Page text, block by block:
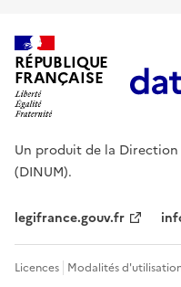
RÉPUBLIQUE
FRANÇAISE
Un produit de la
(DINUM).
legifrance.gouv.fr
Licences Modalités